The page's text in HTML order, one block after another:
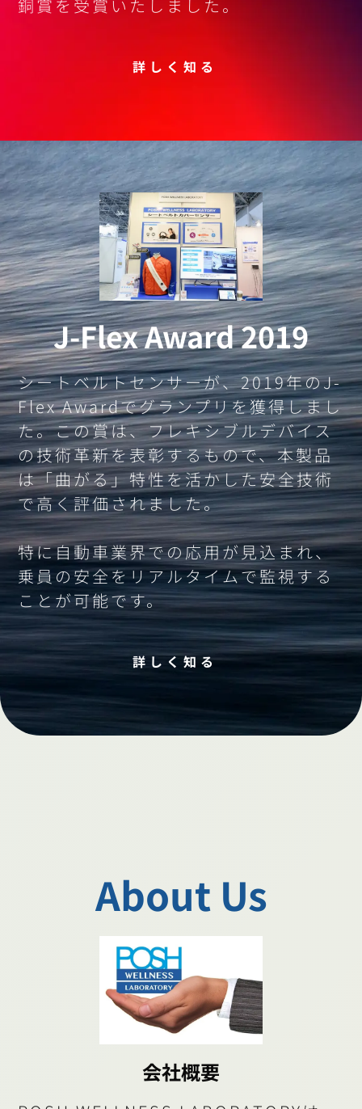
銅賞を受賞いたしました。
詳しく知る
J-Flex Award 2019
シートベルトセンサーが、2019年のJ-
Flex Awardでグランプリを獲得しまし
た。この賞は、フレキシブルデバイス
の技術革新を表彰するもので、本製品
は「曲がる」特性を活かした安全技術
で高く評価されました。
特に自動車業界での応用が見込まれ、
乗員の安全をリアルタイムで監視する
ことが可能です。
詳しく知る
About Us
会社概要